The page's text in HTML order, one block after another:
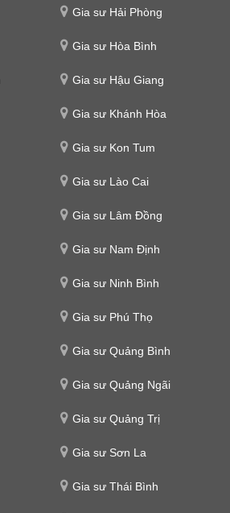
Gia sư Hải Phòng
Gia sư Hòa Bình
Gia sư Hậu Giang
Gia sư Khánh Hòa
Gia sư Kon Tum
Gia sư Lào Cai
Gia sư Lâm Đồng
Gia sư Nam Định
Gia sư Ninh Bình
Gia sư Phú Thọ
Gia sư Quảng Bình
Gia sư Quảng Ngãi
Gia sư Quảng Trị
Gia sư Sơn La
Gia sư Thái Bình